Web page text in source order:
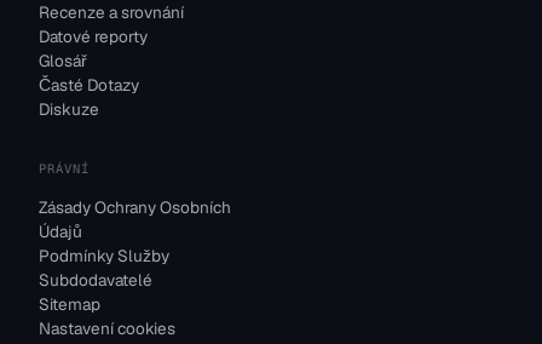
Recenze a srovnání
Datové reporty
Glosář
Časté Dotazy
Diskuze
PRÁVNÍ
Zásady Ochrany Osobních
Údajů
Podmínky Služby
Subdodavatelé
Sitemap
Nastavení cookies